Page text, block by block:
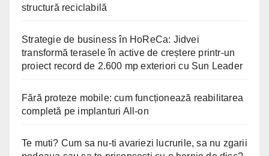
structură reciclabilă
Strategie de business în HoReCa: Jidvei
transformă terasele în active de creștere printr-un
proiect record de 2.600 mp exteriori cu Sun Leader
Fără proteze mobile: cum funcționează reabilitarea
completă pe implanturi All-on
Te muti? Cum sa nu-ti avariezi lucrurile, sa nu zgarii